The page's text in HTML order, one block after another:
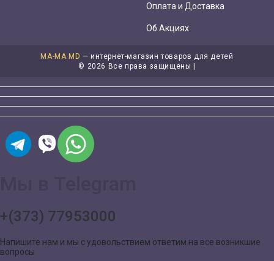
Оплата и Доставка
Об Акциях
MA-MA.MD — интернет-магазин товаров для детей
© 2026 Все права защищены |
+(373) 77953000
Напишите нам и мы с удовольствием ответим на все возникшие
вопросы